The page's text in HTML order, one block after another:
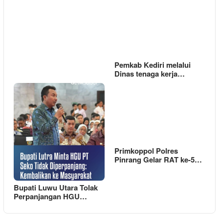
Pemkab Kediri melalui
Dinas tenaga kerja…
Bupati Luwu Utara Tolak
Perpanjangan HGU…
Primkoppol Polres
Pinrang Gelar RAT ke-5…